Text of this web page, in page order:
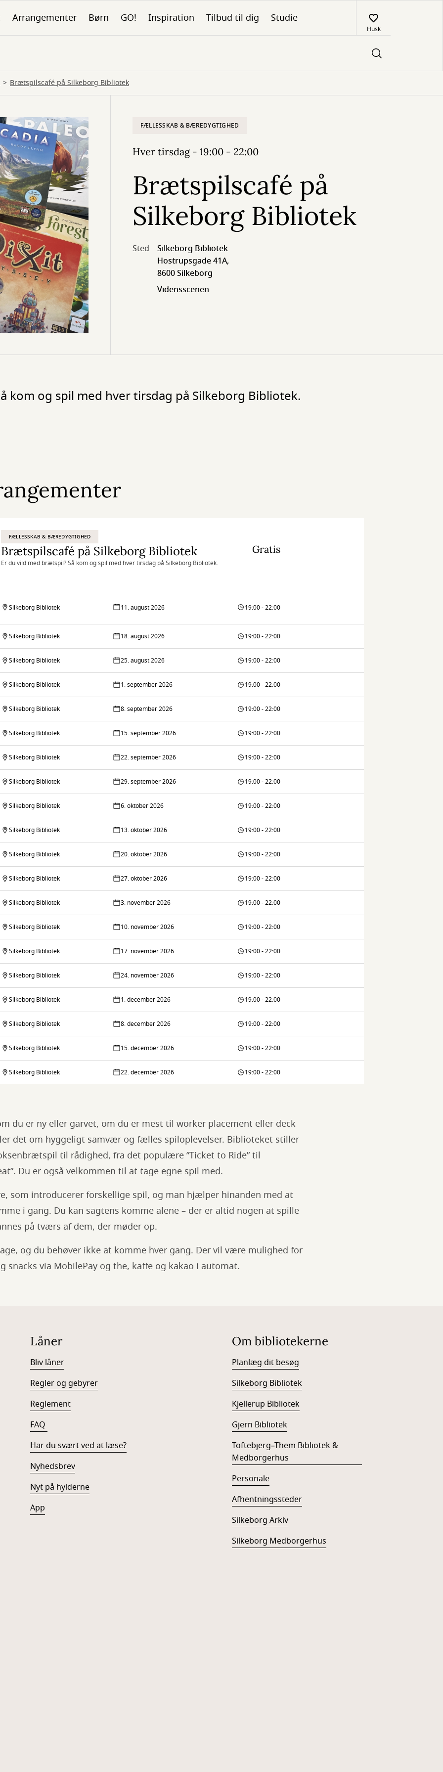
Arrangementer Børn GO! Inspiration Tilbud til dig Studie
Husk
Brætspilscafé på Silkeborg Bibliotek
FÆLLESSKAB & BÆREDYGTIGHED
Hver tirsdag - 19:00 - 22:00
Brætspilscafé på
Silkeborg Bibliotek
Sted
Silkeborg Bibliotek
Hostrupsgade 41A,
8600 Silkeborg
Vidensscenen
kom og spil med hver tirsdag på Silkeborg Bibliotek.
FÆLLESSKAB & BÆREDYGTIGHED
Brætspilscafé på Silkeborg Bibliotek
Er du vild med brætspil? Så kom og spil med hver tirsdag på Silkeborg Bibliotek.
Gratis
Silkeborg Bibliotek 11. august 2026 19:00 - 22:00
Silkeborg Bibliotek 18. august 2026 19:00 - 22:00
Silkeborg Bibliotek 25. august 2026 19:00 - 22:00
Silkeborg Bibliotek 1. september 2026 19:00 - 22:00
Silkeborg Bibliotek 8. september 2026 19:00 - 22:00
Silkeborg Bibliotek 15. september 2026 19:00 - 22:00
Silkeborg Bibliotek 22. september 2026 19:00 - 22:00
Silkeborg Bibliotek 29. september 2026 19:00 - 22:00
Silkeborg Bibliotek 6. oktober 2026 19:00 - 22:00
Silkeborg Bibliotek 13. oktober 2026 19:00 - 22:00
Silkeborg Bibliotek 20. oktober 2026 19:00 - 22:00
Silkeborg Bibliotek 27. oktober 2026 19:00 - 22:00
Silkeborg Bibliotek 3. november 2026 19:00 - 22:00
Silkeborg Bibliotek 10. november 2026 19:00 - 22:00
Silkeborg Bibliotek 17. november 2026 19:00 - 22:00
Silkeborg Bibliotek 24. november 2026 19:00 - 22:00
Silkeborg Bibliotek 1. december 2026 19:00 - 22:00
Silkeborg Bibliotek 8. december 2026 19:00 - 22:00
Silkeborg Bibliotek 15. december 2026 19:00 - 22:00
Silkeborg Bibliotek 22. december 2026 19:00 - 22:00
du er ny eller garvet, om du er mest til worker placement eller deck
det om hyggeligt samvær og fælles spiloplevelser. Biblioteket stiller
til rådighed, fra det populære ”Ticket to Ride” til
Du er også velkommen til at tage egne spil med.
som introducerer forskellige spil, og man hjælper hinanden med at
i gang. Du kan sagtens komme alene – der er altid nogen at spille
på tværs af dem, der møder op.
og du behøver ikke at komme hver gang. Der vil være mulighed for
snacks via MobilePay og the, kaffe og kakao i automat.
Låner
Bliv låner
Regler og gebyrer
Reglement
FAQ
Har du svært ved at læse?
Nyhedsbrev
Nyt på hylderne
App
Om bibliotekerne
Planlæg dit besøg
Silkeborg Bibliotek
Kjellerup Bibliotek
Gjern Bibliotek
Toftebjerg–Them Bibliotek &
Medborgerhus
Personale
Afhentningssteder
Silkeborg Arkiv
Silkeborg Medborgerhus